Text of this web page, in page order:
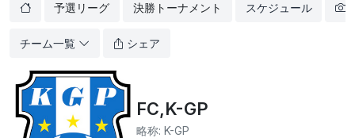
予選リーグ 決勝トーナメント スケジュール
チーム一覧 シェア
FC,K-GP
略称: K-GP